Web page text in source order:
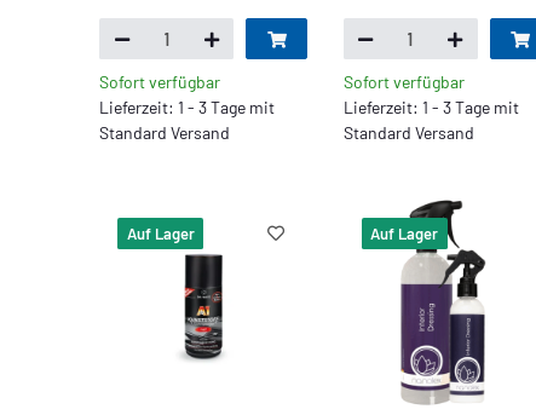
Sofort verfügbar
Lieferzeit: 1 - 3 Tage mit
Standard Versand
Sofort verfügbar
Lieferzeit: 1 - 3 Tage mit
Standard Versand
Auf Lager Auf Lager